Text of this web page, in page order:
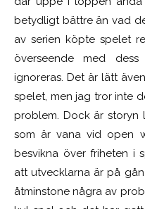
betydligt bättre än vad
av serien köpte spelet
överseende med
ignoreras. Det är lätt
spelet, men jag tror inte
problem. Dock är
som är vana vid open
besvikna över friheten i
att utvecklarna är på
åtminstone några av